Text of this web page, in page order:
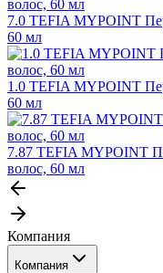
7.0 TEFIA MYPOINT
60 мл
1.0 TEFIA MYPOINT
60 мл
7.87 TEFIA MYPOINT
волос, 60 мл
Компания
Компания